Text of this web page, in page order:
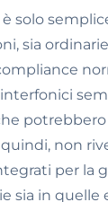
solo
sia
non
per la
sia in quelle